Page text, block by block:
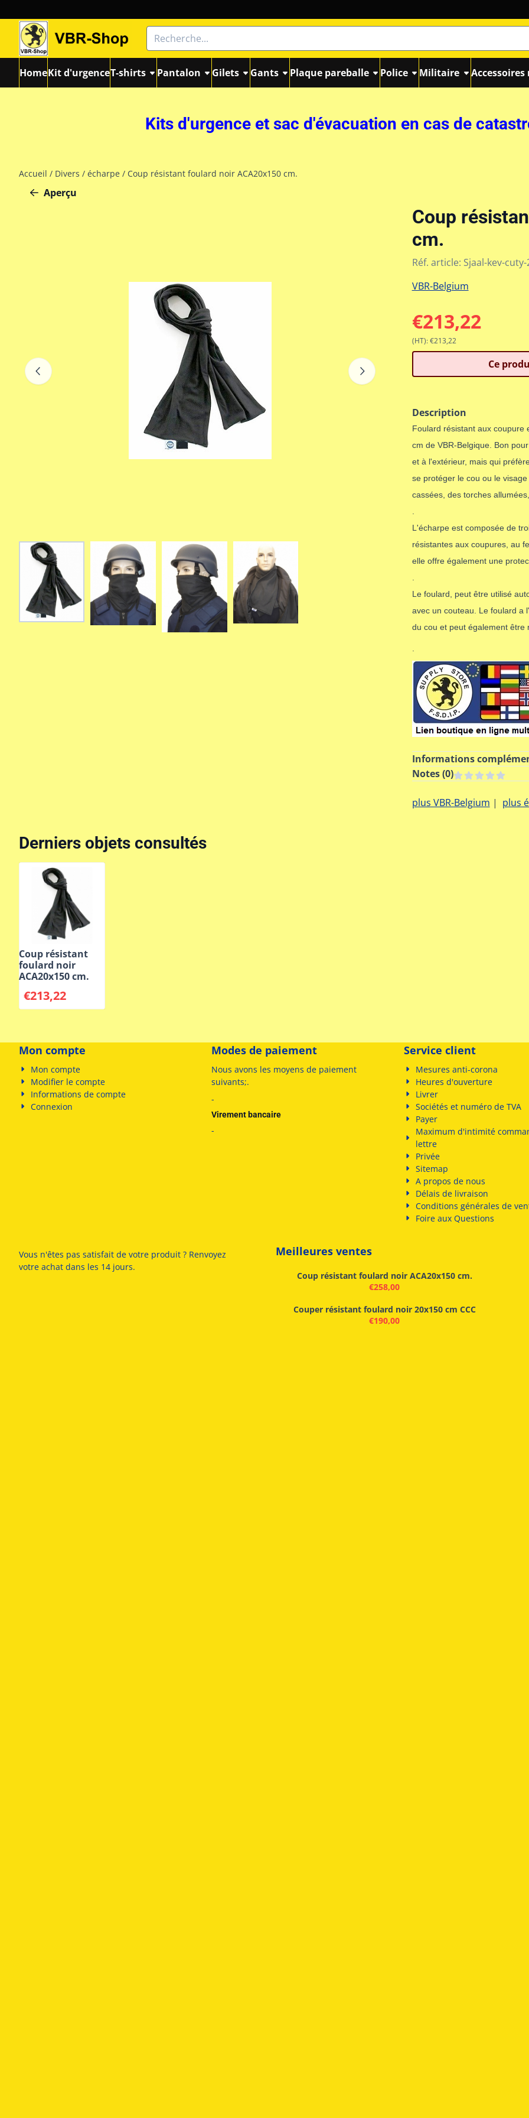
Rechercher
HomeKit d'urgenceT-shirts Pantalon Gilets Gants Plaque pareballe Police Militaire
Kits d'urgence et sac d'évacuation en cas de
Accueil / Divers / écharpe / Coup résistant foulard noir ACA20x150 cm.
Aperçu
Coup
cm.
Réf. article: Sjaal-kev-
VBR-Belgium
€213,22
(HT): €213,22
Ce
Description
Foulard résistant aux coupure
cm de VBR-Belgique. Bon
et à l'extérieur, mais qui
se protéger le cou ou le
cassées, des torches allumées,
L'écharpe est composée de
résistantes aux coupures, au
elle offre également une
Le foulard, peut être utilisé
avec un couteau. Le foulard a
du cou et peut également être
Informations
Notes (0)
plus VBR-Belgium | plus
Derniers objets consultés
Coup résistant
foulard noir
ACA20x150 cm.
€213,22
Mon compte
Mon compte
Modifier le compte
Informations de compte
Connexion
Modes de paiement
Nous avons les moyens de paiement
suivants;.
-
Virement bancaire
-
Service client
Mesures anti-corona
Heures d'ouverture
Livrer
Sociétés et numéro de TVA
Payer
Maximum d'intimité
lettre
Privée
Sitemap
A propos de nous
Délais de livraison
Conditions générales de
Foire aux Questions
Vous n'êtes pas satisfait de votre produit ? Renvoyez
votre achat dans les 14 jours.
Meilleures ventes
Coup résistant foulard noir ACA20x150 cm.
€258,00
Couper résistant foulard noir 20x150 cm CCC
€190,00